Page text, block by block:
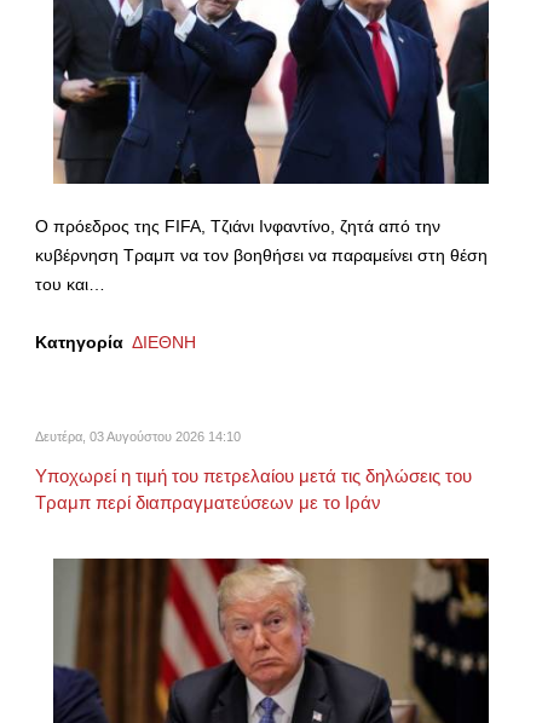
Ο πρόεδρος της FIFA, Τζιάνι Ινφαντίνο, ζητά από την
κυβέρνηση Τραμπ να τον βοηθήσει να παραμείνει στη θέση
του και…
Κατηγορία ΔΙΕΘΝΗ
Δευτέρα, 03 Αυγούστου 2026 14:10
Υποχωρεί η τιμή του πετρελαίου μετά τις δηλώσεις του
Τραμπ περί διαπραγματεύσεων με το Ιράν